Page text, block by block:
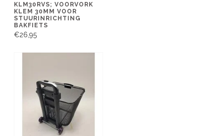
KLM30RVS; VOORVORK
KLEM 30MM VOOR
STUURINRICHTING
BAKFIETS
€26,95